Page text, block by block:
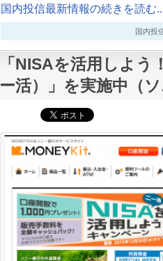
国内投信最新情報の続きを読む
国内投
「NISAを活用しよ
ー活）」を実施中（